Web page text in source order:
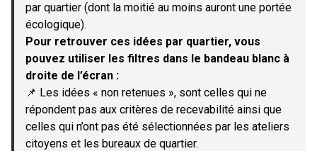
par quartier (dont la moitié au moins auront une portée
écologique).
Pour retrouver ces idées par quartier, vous
pouvez utiliser les filtres dans le bandeau blanc à
droite de l’écran :
📌 Les idées « non retenues », sont celles qui ne
répondent pas aux critères de recevabilité ainsi que
celles qui n’ont pas été sélectionnées par les ateliers
citoyens et les bureaux de quartier.